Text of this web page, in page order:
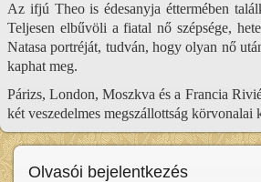
Az ifjú Theo is édesanyja éttermében
Teljesen elbűvöli a fiatal nő szépsége,
Natasa portréját, tudván, hogy olyan nő
kaphat meg.
Párizs, London, Moszkva és a Francia
két veszedelmes megszállottság körvonalai
Olvasói bejelentkezés